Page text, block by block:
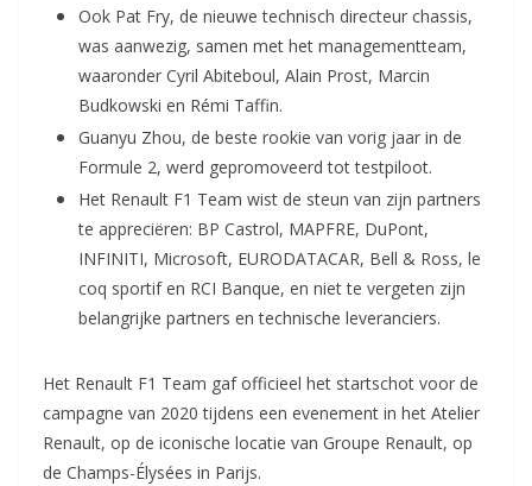
Ook Pat Fry, de nieuwe technisch directeur chassis,
was aanwezig, samen met het managementteam,
waaronder Cyril Abiteboul, Alain Prost, Marcin
Budkowski en Rémi Taffin.
Guanyu Zhou, de beste rookie van vorig jaar in de
Formule 2, werd gepromoveerd tot testpiloot.
Het Renault F1 Team wist de steun van zijn partners
te appreciëren: BP Castrol, MAPFRE, DuPont,
INFINITI, Microsoft, EURODATACAR, Bell & Ross, le
coq sportif en RCI Banque, en niet te vergeten zijn
belangrijke partners en technische leveranciers.
Het Renault F1 Team gaf officieel het startschot voor de
campagne van 2020 tijdens een evenement in het Atelier
Renault, op de iconische locatie van Groupe Renault, op
de Champs-Élysées in Parijs.